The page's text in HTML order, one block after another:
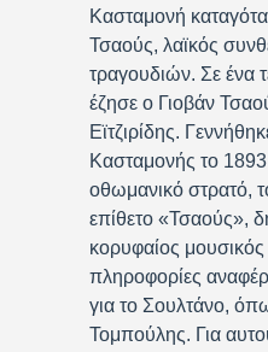
Κασταμονή
Τσαούς, λαϊκός
τραγουδιών. Σε ένα
έζησε ο Γιοβάν
Εϊτζιρίδης.
Κασταμονής το
οθωμανικό στρατό,
επίθετο «Τσαούς»,
κορυφαίος μουσικός
πληροφορίες
για το Σουλτάνο,
Τομπούλης. Για